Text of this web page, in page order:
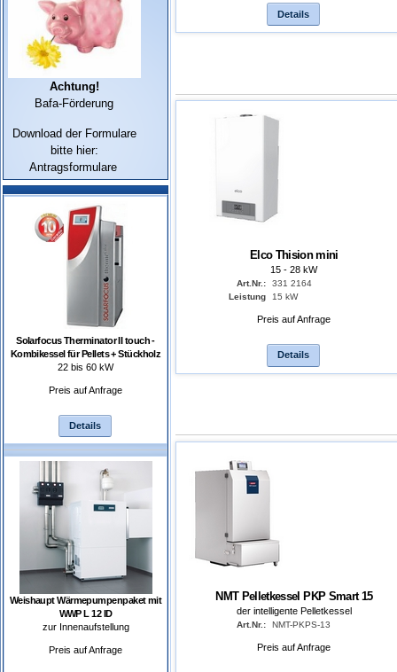
Achtung!
Bafa-Förderung
Download der Formulare
bitte hier:
Antragsformulare
Solarfocus Therminator II touch -
Kombikessel für Pellets + Stückholz
22 bis 60 kW
Preis auf Anfrage
Details
Weishaupt Wärmepumpenpaket mit
WWP L 12 ID
zur Innenaufstellung
Preis auf Anfrage
Details
Elco Thision mini
15 - 28 kW
Art.Nr.:
331 2164
Leistung
15 kW
Preis auf Anfrage
Details
NMT Pelletkessel PKP Smart 15
der intelligente Pelletkessel
Art.Nr.: NMT-PKPS-13
Preis auf Anfrage